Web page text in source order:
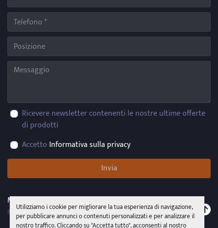
Utilizziamo i cookie per migliorare la tua esperienza di navigazione,
per pubblicare annunci o contenuti personalizzati e per analizzare il
nostro traffico. Cliccando su "Accetta tutto", acconsenti al nostro
Ricevere newsletter contenenti le nostre ultime offerte
di prodotti
Accetto Informativa sulla privacy
Invia
Machinio Systemsito web diMachinio
© CopyrightPMR System Group s.r.l.s.u.2026